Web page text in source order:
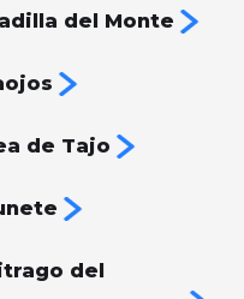
del Monte
de Tajo
del